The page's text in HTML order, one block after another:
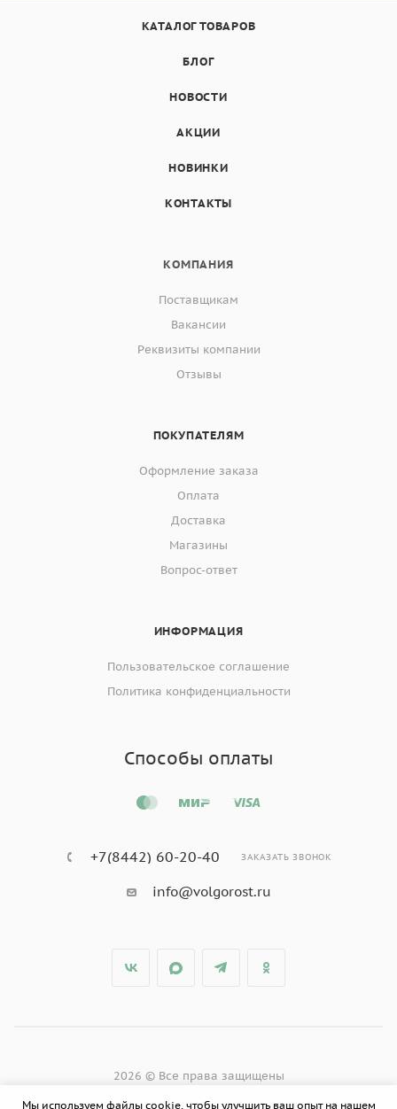
КАТАЛОГ ТОВАРОВ
БЛОГ
НОВОСТИ
АКЦИИ
НОВИНКИ
КОНТАКТЫ
КОМПАНИЯ
Поставщикам
Вакансии
Реквизиты компании
Отзывы
ПОКУПАТЕЛЯМ
Оформление заказа
Оплата
Доставка
Магазины
Вопрос-ответ
ИНФОРМАЦИЯ
Пользовательское соглашение
Политика конфиденциальности
Способы оплаты
+7(8442) 60-20-40 ЗАКАЗАТЬ ЗВОНОК
info@volgorost.ru
2026 © Все права защищены
Мы используем файлы cookie, чтобы улучшить ваш опыт на нашем